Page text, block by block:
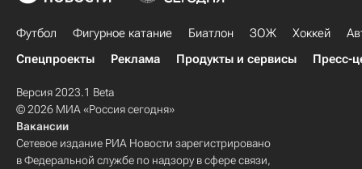
Футбол Фигурное катание Биатлон ЗОЖ Хоккей
Спецпроекты
Реклама Продукты и сервисы Пресс-
Версия 2023.1 Beta
© 2026 МИА «Россия сегодня»
Вакансии
Сетевое издание РИА Новости зарегистрировано
в Федеральной службе по надзору в сфере связи,